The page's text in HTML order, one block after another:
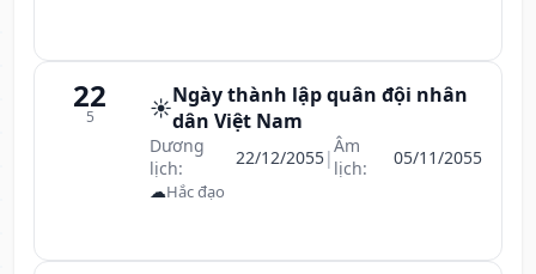
22
5 ☀️Ngày thành lập quân đội nhân
dân Việt Nam
Dương
lịch:
22/12/2055|Âm
lịch:
05/11/2055
☁Hắc đạo